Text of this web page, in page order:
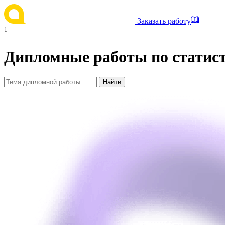
Заказать работу
1
Дипломные работы по
Найти